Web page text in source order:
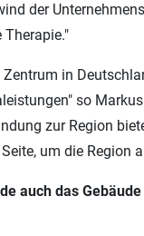
der
in
so
zur Region
um die
auch das